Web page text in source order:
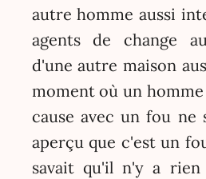
autre homme aussi
agents de change
d'une autre maison
moment où un
cause avec un fou ne
aperçu que c'est un
savait qu'il n'y a